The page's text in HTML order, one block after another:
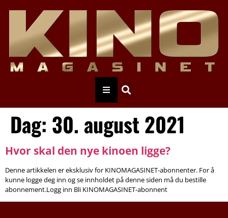
Dag: 30. august 2021
Hvor skal den nye kinoen ligge?
Denne artikkelen er eksklusiv for KINOMAGASINET-abonnenter. For å
kunne logge deg inn og se innholdet på denne siden må du bestille
abonnement.Logg inn Bli KINOMAGASINET-abonnent